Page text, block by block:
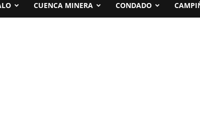
CUENCA MINERA CONDADO